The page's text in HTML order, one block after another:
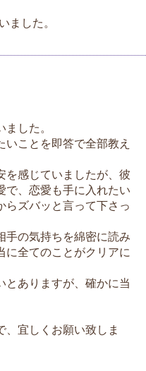
ました。
した。
ことを即答で全部教え
を感じていましたが、彼
で、恋愛も手に入れたい
らズバッと言って下さっ
手の気持ちを綿密に読み
に全てのことがクリアに
とありますが、確かに当
、宜しくお願い致しま